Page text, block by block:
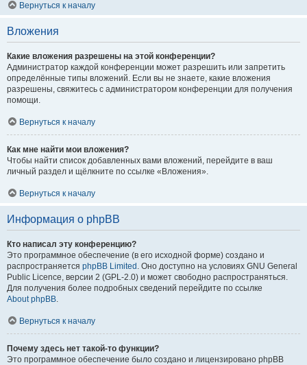
Вернуться к началу
Вложения
Какие вложения разрешены на этой конференции?
Администратор каждой конференции может разрешить или запретить
определённые типы вложений. Если вы не знаете, какие вложения
разрешены, свяжитесь с администратором конференции для получения
помощи.
Вернуться к началу
Как мне найти мои вложения?
Чтобы найти список добавленных вами вложений, перейдите в ваш
личный раздел и щёлкните по ссылке «Вложения».
Вернуться к началу
Информация о phpBB
Кто написал эту конференцию?
Это программное обеспечение (в его исходной форме) создано и
распространяется phpBB Limited . Оно доступно на условиях GNU General
Public Licence, версии 2 (GPL-2.0) и может свободно распространяться.
Для получения более подробных сведений перейдите по ссылке
About phpBB.
Вернуться к началу
Почему здесь нет такой-то функции?
Это программное обеспечение было создано и лицензировано phpBB